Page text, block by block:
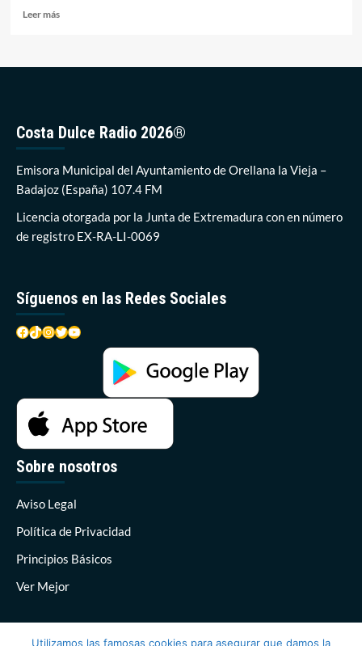
Leer másLeer
torneo
de
pádel
100%
femenino
Costa Dulce Radio 2026®
Emisora Municipal del Ayuntamiento de Orellana la Vieja –
Badajoz (España) 107.4 FM
Licencia otorgada por la Junta de Extremadura con en número
de registro EX-RA-LI-0069
Síguenos en las Redes Sociales
Facebook
TikTok
Instagram
Twitter
YouTube
Sobre nosotros
Aviso Legal
Política de Privacidad
Principios Básicos
Ver Mejor
Utilizamos las famosas cookies para asegurar que damos la